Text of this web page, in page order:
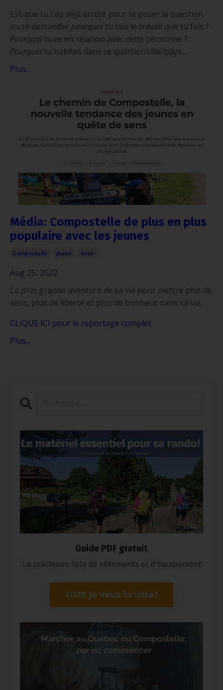
Est-que tu t’es déjà arrêté pour te poser la question
ou te demander pourquoi tu fais le travail que tu fais ?
Pourquoi tu es en relation avec cette personne ?
Pourquoi tu habites dans ce quartier/ville/pays...
Plus...
Média: Compostelle de plus en plus
populaire avec les jeunes
Compostelle Jeune Sens
Aug 25, 2022
La plus grande aventure de sa vie pour mettre plus de
sens, plus de liberté et plus de bonheur dans sa vie.
CLIQUE ICI pour le reportage complet
Plus...
Guide PDF gratuit
La précieuse liste de vêtements et d'équipement
OUI! Je veux la liste!